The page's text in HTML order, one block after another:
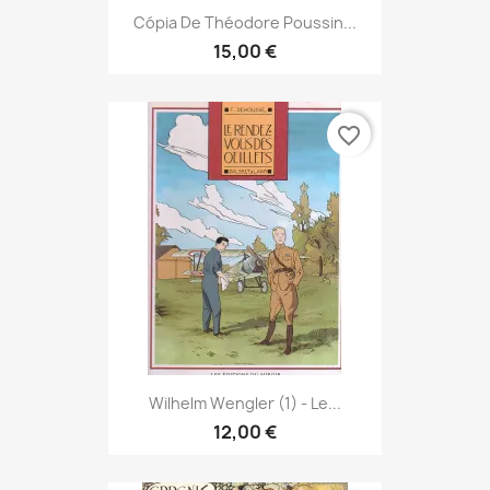
Cópia De Théodore Poussin...
15,00 €
Wilhelm Wengler (1) - Le...
12,00 €
favorite_border